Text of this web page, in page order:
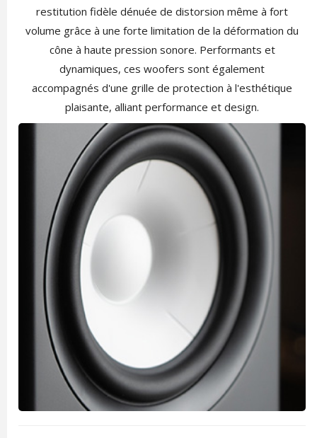
restitution fidèle dénuée de distorsion même à fort
volume grâce à une forte limitation de la déformation du
cône à haute pression sonore. Performants et
dynamiques, ces woofers sont également
accompagnés d'une grille de protection à l'esthétique
plaisante, alliant performance et design.